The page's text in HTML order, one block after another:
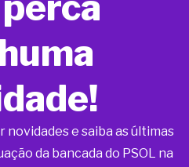
e saiba as últimas
da bancada do PSOL na